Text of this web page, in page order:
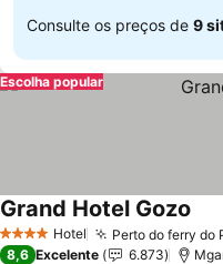
Consulte os preços de 9
Escolha popular
4 EstrelasHotel Perto do ferry do
Grand Hotel Gozo
8,6 Excelente 6.873